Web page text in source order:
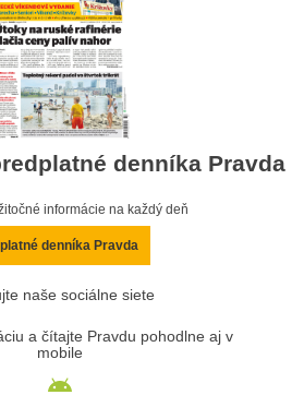
denníka Pravda
informácie na každý deň
denníka Pravda
naše sociálne siete
a čítajte Pravdu pohodlne aj v
mobile